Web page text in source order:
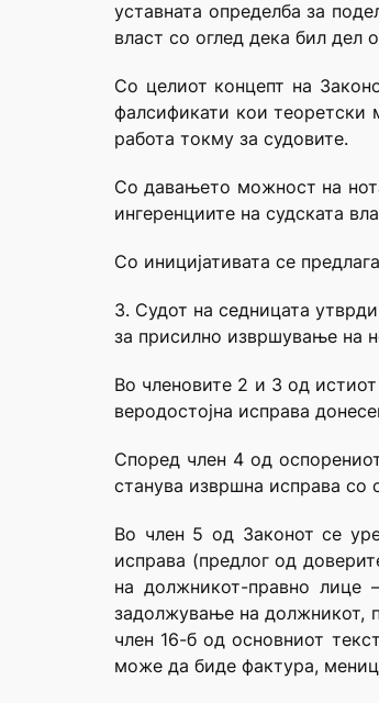
уставната определба за
власт со оглед дека бил дел
Со целиот концепт на
фалсификати кои теоретски
работа токму за судовите.
Со давањето можност на
ингеренциите на судската
Со иницијативата се
3. Судот на седницата
за присилно извршување на
Во членовите 2 и 3 од
веродостојна исправа
Според член 4 од
станува извршна исправа со
Во член 5 од Законот се
исправа (предлог од
на должникот-правно лице
задолжување на должникот,
член 16-б од основниот
може да биде фактура,